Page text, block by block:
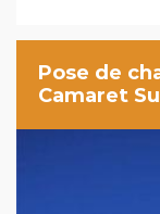
Pose de
Camaret